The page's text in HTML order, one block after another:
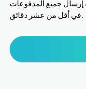
إرسال جميع المدفوعات
في أقل من عشر دقائق.